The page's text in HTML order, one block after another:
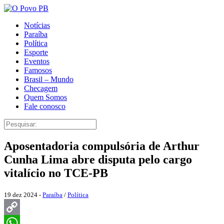
Notícias
Paraíba
Política
Esporte
Eventos
Famosos
Brasil – Mundo
Checagem
Quem Somos
Fale conosco
Aposentadoria compulsória de Arthur
Cunha Lima abre disputa pelo cargo
vitalício no TCE-PB
19 dez 2024 - Paraíba / Política